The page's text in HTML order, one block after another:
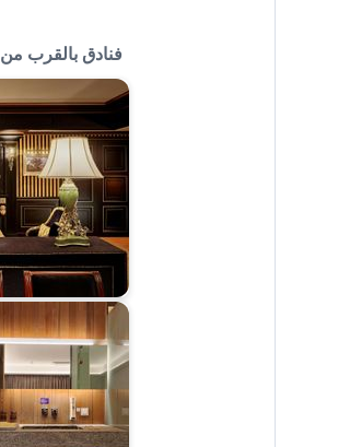
فنادق بالقرب من 24 جيست هاوس مييونجدونج تاون